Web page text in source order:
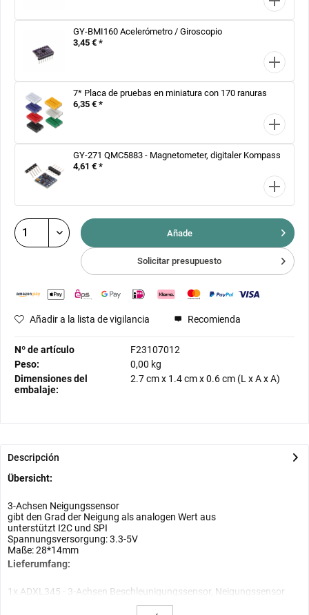
GY-BMI160 Acelerómetro / Giroscopio
3,45 € *
7* Placa de pruebas en miniatura con 170 ranuras
6,35 € *
GY-271 QMC5883 - Magnetometer, digitaler Kompass
4,61 € *
Añade
Solicitar presupuesto
Añadir a la lista de vigilancia Recomienda
Nº de artículo
F23107012
Peso:
0,00 kg
Dimensiones del
embalaje:
2.7 cmx 1.4 cmx0.6 cm (L x A x A)
Descripción
Übersicht:
3-Achsen Neigungssensor
gibt den Grad der Neigung als analogen Wert aus
unterstützt I2C und SPI
Spannungsversorgung: 3.3-5V
Maße: 28*14mm
Lieferumfang:
1x ADXL345 - 3-Achsen Beschleunigungssensor, Neigungssensor